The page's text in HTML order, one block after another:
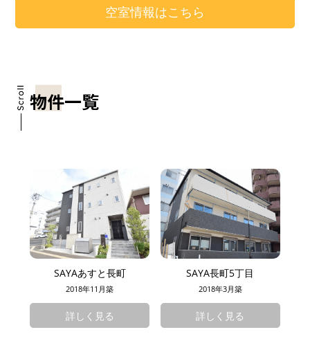
空室情報はこちら
物件一覧
SAYAあすと長町
2018年11月築
詳しく見る
SAYA長町5丁目
2018年3月築
詳しく見る